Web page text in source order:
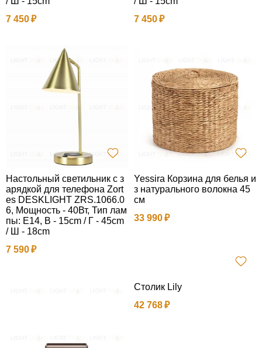
7 450
7 450
Настольный светильник с з
арядкой для телефона Zort
es DESKLIGHT ZRS.1066.0
6, Мощность - 40Вт, Тип лам
пы: E14, В - 15cm / Г - 45cm
/ Ш - 18cm
7 590
Yessira Корзина для белья и
з натурального волокна 45
см
33 990
Столик Lily
42 768